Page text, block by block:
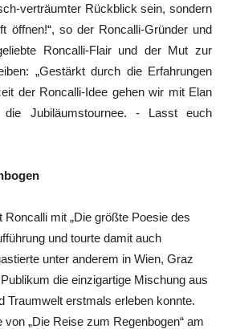
verträumter Rückblick sein, sondern
öffnen!“, so der Roncalli-Gründer und
Roncalli-Flair und der Mut zur
„Gestärkt durch die Erfahrungen
der Roncalli-Idee gehen wir mit Elan
Jubiläumstournee. - Lasst euch
mit „Die größte Poesie des
und tourte damit auch
unter anderem in Wien, Graz
die einzigartige Mischung aus
Traumwelt erstmals erleben konnte.
„Die Reise zum Regenbogen“ am